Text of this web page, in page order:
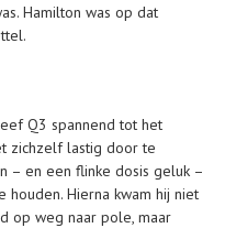
Hamilton was op dat
Q3 spannend tot het
zichzelf lastig door te
– en een flinke dosis geluk –
Hierna kwam hij niet
op weg naar pole, maar